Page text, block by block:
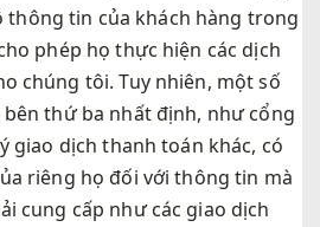
thông tin của khách hàng trong
phép họ thực hiện các dịch
chúng tôi. Tuy nhiên, một số
thứ ba nhất định, như cổng
giao dịch thanh toán khác, có
riêng họ đối với thông tin mà
cung cấp như các giao dịch